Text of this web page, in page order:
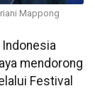
Mappong
Indonesia
mendorong
Festival